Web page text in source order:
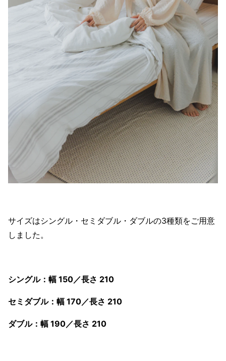
サイズはシングル・セミダブル・ダブルの3種類をご用意
しました。
シングル：幅 150／長さ 210
セミダブル：幅 170／長さ 210
ダブル：幅 190／長さ 210